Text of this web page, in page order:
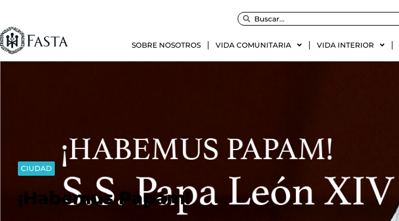
SOBRE NOSOTROS VIDA COMUNITARIA VIDA INTERIOR
CIUDAD
¡Habemus Papam!